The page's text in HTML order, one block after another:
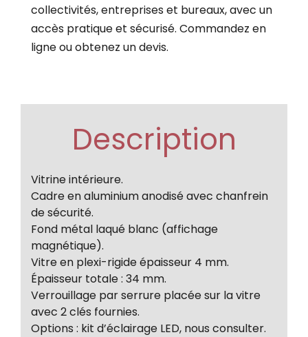
collectivités, entreprises et bureaux, avec un
accès pratique et sécurisé. Commandez en
ligne ou obtenez un devis.
Description
Vitrine intérieure.
Cadre en aluminium anodisé avec chanfrein
de sécurité.
Fond métal laqué blanc (affichage
magnétique).
Vitre en plexi-rigide épaisseur 4 mm.
Épaisseur totale : 34 mm.
Verrouillage par serrure placée sur la vitre
avec 2 clés fournies.
Options : kit d’éclairage LED, nous consulter.